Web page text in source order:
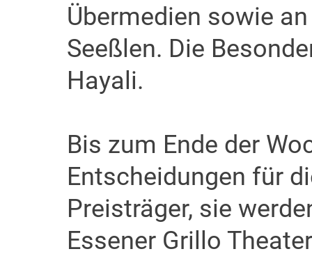
Übermedien sowie
Seeßlen. Die
Hayali.
Bis zum Ende der
Entscheidungen für
Preisträger, sie
Essener Grillo